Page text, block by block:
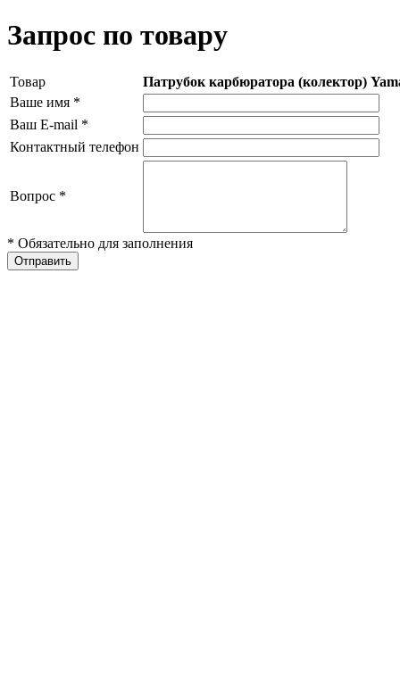
Запрос по товару
Товар
Патрубок карбюратора (колектор)
Ваше имя *
Ваш E-mail *
Контактный телефон
Вопрос *
* Обязательно для заполнения
Отправить